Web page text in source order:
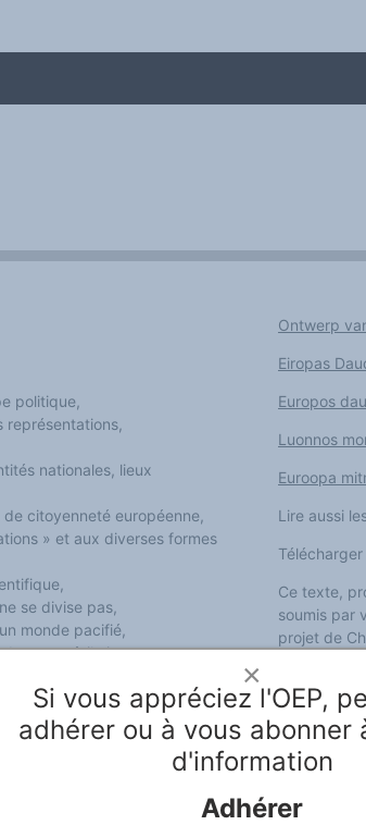
politique,
nationales, lieux
citoyenneté européenne,
» et aux diverses formes
se divise pas,
monde pacifié,
pays où il vit,
en version
Ontwerp
Eiropas
Europos
Luonnos
Euroopa
Lire aussi
Télécharger
Ce texte,
soumis par
projet de
Les
français.
être
Dieser Text
hervor
Projekt
×
Si vous appréciez l'OEP,
adhérer ou à vous abonner
d'information
Adhérer